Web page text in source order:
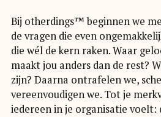
Bij otherdings™ beginnen we
de vragen die even
die wél de kern raken. Waar
maakt jou anders dan de rest?
zijn? Daarna ontrafelen we,
vereenvoudigen we. Tot je
iedereen in je organisatie voelt: